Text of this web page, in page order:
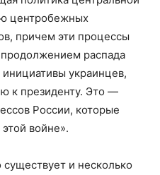
центробежных
причем эти процессы
распада
украинцев,
к президенту. Это —
России, которые
войне».
существует и несколько